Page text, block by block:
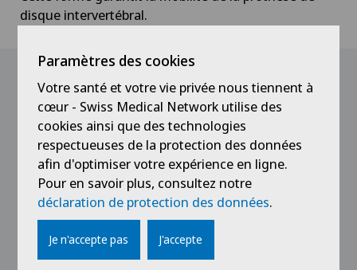
disque intervertébral.
Structure du disque intervertébral
artificiel
Noyau interne artificiel
Ancré entre les plaques métalliques, il simule le
noyau interne du disque intervertébral. Il est
composé d’un polymère synthétique et sa structure
autorise une compression, ce qui le rend aussi
flexible que le noyau d’origine du disque
intervertébral.
Paramètres des cookies
Votre santé et votre vie privée nous tiennent à
cœur - Swiss Medical Network utilise des
cookies ainsi que des technologies
respectueuses de la protection des données
afin d'optimiser votre expérience en ligne.
Pour en savoir plus, consultez notre
déclaration de protection des données.
Je n'accepte pas J'accepte